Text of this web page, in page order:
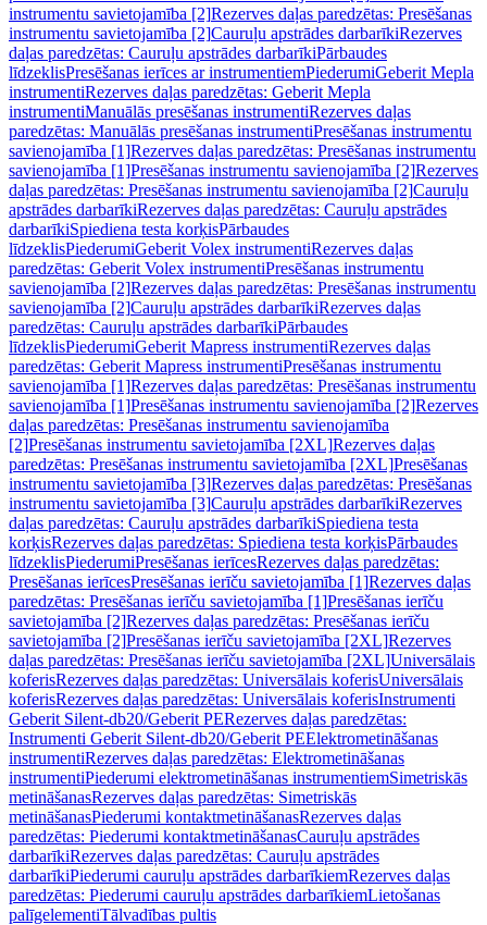
instrumentu savietojamība [2]Rezerves daļas paredzētas: Presēšanas
instrumentu savietojamība [2]Cauruļu apstrādes darbarīkiRezerves
daļas paredzētas: Cauruļu apstrādes darbarīkiPārbaudes
līdzeklisPresēšanas ierīces ar instrumentiemPiederumiGeberit Mepla
instrumentiRezerves daļas paredzētas: Geberit Mepla
instrumentiManuālās presēšanas instrumentiRezerves daļas
paredzētas: Manuālās presēšanas instrumentiPresēšanas instrumentu
savienojamība [1]Rezerves daļas paredzētas: Presēšanas instrumentu
savienojamība [1]Presēšanas instrumentu savienojamība [2]Rezerves
daļas paredzētas: Presēšanas instrumentu savienojamība [2]Cauruļu
apstrādes darbarīkiRezerves daļas paredzētas: Cauruļu apstrādes
darbarīkiSpiediena testa korķisPārbaudes
līdzeklisPiederumiGeberit Volex instrumentiRezerves daļas
paredzētas: Geberit Volex instrumentiPresēšanas instrumentu
savienojamība [2]Rezerves daļas paredzētas: Presēšanas instrumentu
savienojamība [2]Cauruļu apstrādes darbarīkiRezerves daļas
paredzētas: Cauruļu apstrādes darbarīkiPārbaudes
līdzeklisPiederumiGeberit Mapress instrumentiRezerves daļas
paredzētas: Geberit Mapress instrumentiPresēšanas instrumentu
savienojamība [1]Rezerves daļas paredzētas: Presēšanas instrumentu
savienojamība [1]Presēšanas instrumentu savienojamība [2]Rezerves
daļas paredzētas: Presēšanas instrumentu savienojamība
[2]Presēšanas instrumentu savietojamība [2XL]Rezerves daļas
paredzētas: Presēšanas instrumentu savietojamība [2XL]Presēšanas
instrumentu savietojamība [3]Rezerves daļas paredzētas: Presēšanas
instrumentu savietojamība [3]Cauruļu apstrādes darbarīkiRezerves
daļas paredzētas: Cauruļu apstrādes darbarīkiSpiediena testa
korķisRezerves daļas paredzētas: Spiediena testa korķisPārbaudes
līdzeklisPiederumiPresēšanas ierīcesRezerves daļas paredzētas:
Presēšanas ierīcesPresēšanas ierīču savietojamība [1]Rezerves daļas
paredzētas: Presēšanas ierīču savietojamība [1]Presēšanas ierīču
savietojamība [2]Rezerves daļas paredzētas: Presēšanas ierīču
savietojamība [2]Presēšanas ierīču savietojamība [2XL]Rezerves
daļas paredzētas: Presēšanas ierīču savietojamība [2XL]Universālais
koferisRezerves daļas paredzētas: Universālais koferisUniversālais
koferisRezerves daļas paredzētas: Universālais koferisInstrumenti
Geberit Silent-db20/Geberit PERezerves daļas paredzētas:
Instrumenti Geberit Silent-db20/Geberit PEElektrometināšanas
instrumentiRezerves daļas paredzētas: Elektrometināšanas
instrumentiPiederumi elektrometināšanas instrumentiemSimetriskās
metināšanasRezerves daļas paredzētas: Simetriskās
metināšanasPiederumi kontaktmetināšanasRezerves daļas
paredzētas: Piederumi kontaktmetināšanasCauruļu apstrādes
darbarīkiRezerves daļas paredzētas: Cauruļu apstrādes
darbarīkiPiederumi cauruļu apstrādes darbarīkiemRezerves daļas
paredzētas: Piederumi cauruļu apstrādes darbarīkiemLietošanas
palīgelementiTālvadības pultis